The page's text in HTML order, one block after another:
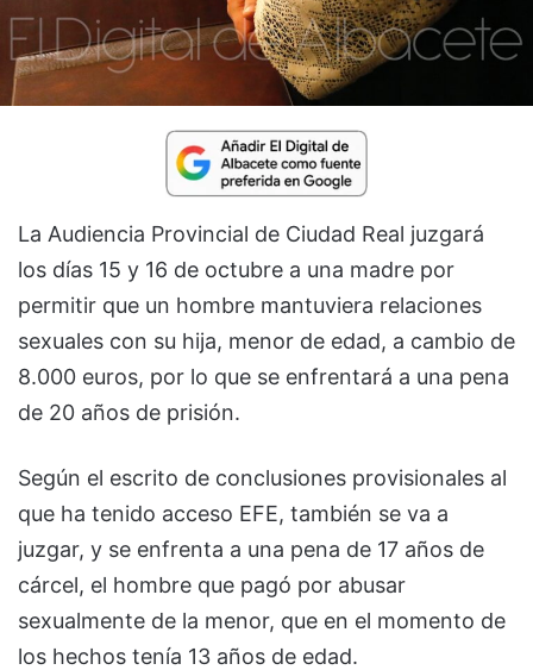
La Audiencia Provincial de Ciudad Real juzgará
los días 15 y 16 de octubre a una madre por
permitir que un hombre mantuviera relaciones
sexuales con su hija, menor de edad, a cambio de
8.000 euros, por lo que se enfrentará a una pena
de 20 años de prisión.
Según el escrito de conclusiones provisionales al
que ha tenido acceso EFE, también se va a
juzgar, y se enfrenta a una pena de 17 años de
cárcel, el hombre que pagó por abusar
sexualmente de la menor, que en el momento de
los hechos tenía 13 años de edad.